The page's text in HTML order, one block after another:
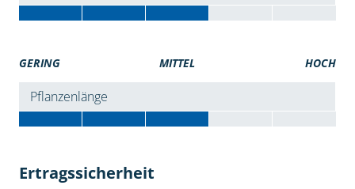
GERING MITTEL HOCH
Pflanzenlänge
Ertragssicherheit